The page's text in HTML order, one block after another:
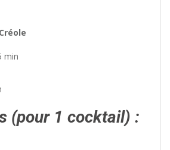
min
(pour 1 cocktail) :